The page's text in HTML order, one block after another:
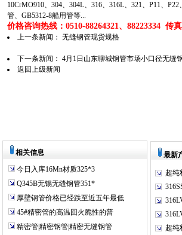
10CrMO910、304、304L、316、316L、321、P11、
管、GB5312-8船用管等...
价格咨询热线：0510-88264321、88223334 传
上一条新闻： 无缝钢管现货规格
下一条新闻： 4月1日山东聊城钢管市场小口径无缝
返回上级新闻
相关信息
今日入库16Mn材质325*3
Q345B无锡无缝钢管351*
厚壁钢管价格已经跌至近五年最低
45#精密管的高温回火脆性的普
精密管|精密钢管|精密无缝钢管
最新
超纯
超纯